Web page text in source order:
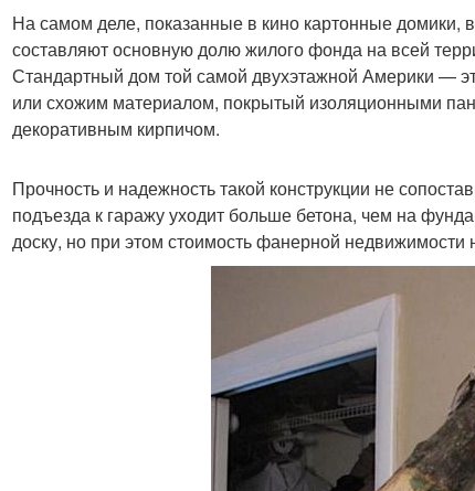
На самом деле, показанные в кино картонные
составляют основную долю жилого фонда на всей
Стандартный дом той самой двухэтажной Америки —
или схожим материалом, покрытый изоляционными
декоративным кирпичом.
Прочность и надежность такой конструкции не
подъезда к гаражу уходит больше бетона, чем на
доску, но при этом стоимость фанерной недвижимости